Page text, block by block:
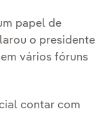
papel de
o presidente
vários fóruns
contar com